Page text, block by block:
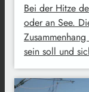
Bei der Hitze
oder an See.
sein soll und